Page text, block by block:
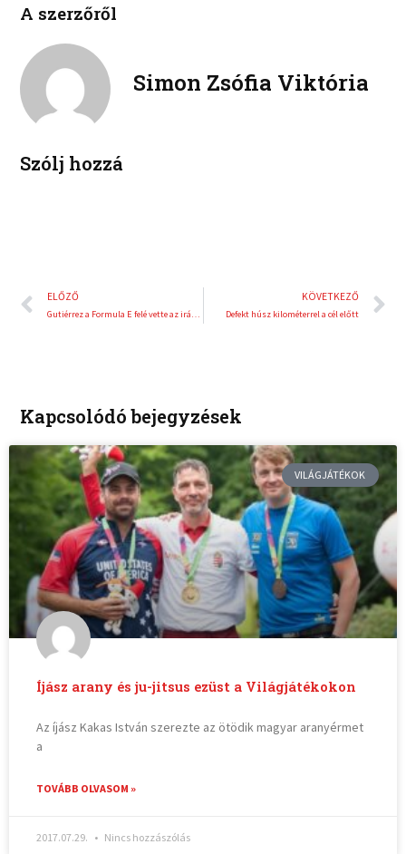
b
o
i
k
n
r
A szerzőről
Simon Zsófia Viktória
Szólj hozzá
Előző
ELŐZŐ
Gutiérrez a Formula E felé vette az irányt
KÖVETKEZŐ
Defekt húsz kilométerrel a cél előtt
Kapcsolódó bejegyzések
VILÁGJÁTÉKOK
Íjász arany és ju-jitsus ezüst a Világjátékokon
Az íjász Kakas István szerezte az ötödik magyar aranyérmet
a
TOVÁBB OLVASOM »
2017.07.29. Nincs hozzászólás